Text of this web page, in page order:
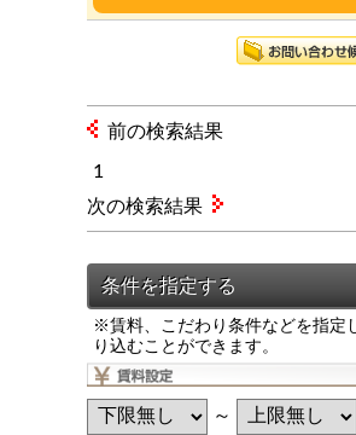
前の検索結果
1
※賃料、こだわり条件などを指定
り込むことができます。
～